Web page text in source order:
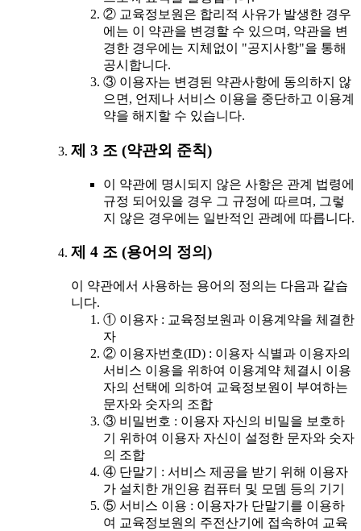
② 교육정보원은 합리적 사유가 발생한 경우
에는 이 약관을 변경할 수 있으며, 약관을 변
경한 경우에는 지체없이 "공지사항"을 통해
공시합니다.
③ 이용자는 변경된 약관사항에 동의하지 않
으면, 언제나 서비스 이용을 중단하고 이용계
약을 해지할 수 있습니다.
제 3 조 (약관외 준칙)
이 약관에 명시되지 않은 사항은 관계 법령에
규정 되어있을 경우 그 규정에 따르며, 그렇
지 않은 경우에는 일반적인 관례에 따릅니다.
제 4 조 (용어의 정의)
이 약관에서 사용하는 용어의 정의는 다음과 같습
니다.
① 이용자 : 교육정보원과 이용계약을 체결한
자
② 이용자번호(ID) : 이용자 식별과 이용자의
서비스 이용을 위하여 이용계약 체결시 이용
자의 선택에 의하여 교육정보원이 부여하는
문자와 숫자의 조합
③ 비밀번호 : 이용자 자신의 비밀을 보호하
기 위하여 이용자 자신이 설정한 문자와 숫자
의 조합
④ 단말기 : 서비스 제공을 받기 위해 이용자
가 설치한 개인용 컴퓨터 및 모뎀 등의 기기
⑤ 서비스 이용 : 이용자가 단말기를 이용하
여 교육정보원의 주전산기에 접속하여 교육